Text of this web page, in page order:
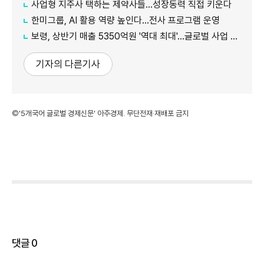
사업형 지주사 택하는 제약사들…성장동력 직접 키운다
한미그룹, AI 활용 역량 높인다…전사 프로그램 운영
보령, 상반기 매출 5350억원 '역대 최대'…글로벌 사업 성장 본격화
기자의 다른기사
©'5개국어 글로벌 경제신문' 아주경제. 무단전재·재배포 금지
댓글0